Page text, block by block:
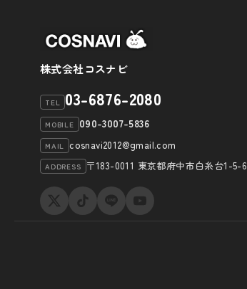
株式会社コスナビ
TEL 03-6876-2080
MOBILE 090-3007-5836
MAIL cosnavi2012@gmail.com
ADDRESS 〒183-0011 東京都府中市白糸台1-5-6